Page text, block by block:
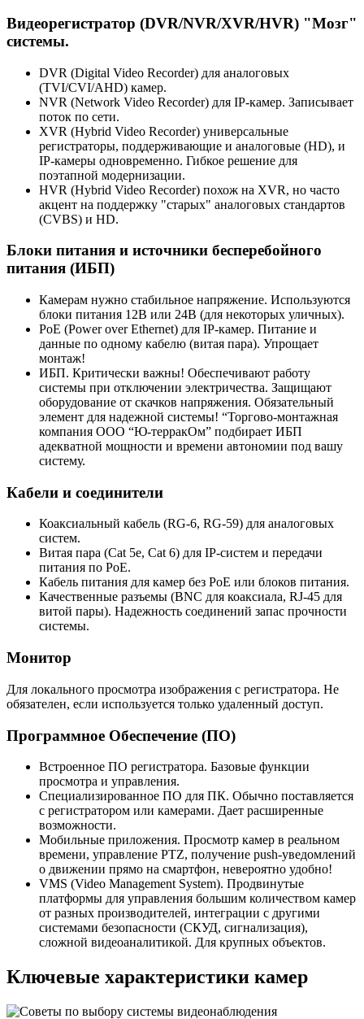
Видеорегистратор (DVR/NVR/XVR/HVR) "Мозг"
системы.
DVR (Digital Video Recorder) для аналоговых
(TVI/CVI/AHD) камер.
NVR (Network Video Recorder) для IP-камер. Записывает
поток по сети.
XVR (Hybrid Video Recorder) универсальные
регистраторы, поддерживающие и аналоговые (HD), и
IP-камеры одновременно. Гибкое решение для
поэтапной модернизации.
HVR (Hybrid Video Recorder) похож на XVR, но часто
акцент на поддержку "старых" аналоговых стандартов
(CVBS) и HD.
Блоки питания и источники бесперебойного
питания (ИБП)
Камерам нужно стабильное напряжение. Используются
блоки питания 12В или 24В (для некоторых уличных).
PoE (Power over Ethernet) для IP-камер. Питание и
данные по одному кабелю (витая пара). Упрощает
монтаж!
ИБП. Критически важны! Обеспечивают работу
системы при отключении электричества. Защищают
оборудование от скачков напряжения. Обязательный
элемент для надежной системы! “Торгово-монтажная
компания ООО “Ю-терракОм” подбирает ИБП
адекватной мощности и времени автономии под вашу
систему.
Кабели и соединители
Коаксиальный кабель (RG-6, RG-59) для аналоговых
систем.
Витая пара (Cat 5e, Cat 6) для IP-систем и передачи
питания по PoE.
Кабель питания для камер без PoE или блоков питания.
Качественные разъемы (BNC для коаксиала, RJ-45 для
витой пары). Надежность соединений запас прочности
системы.
Монитор
Для локального просмотра изображения с регистратора. Не
обязателен, если используется только удаленный доступ.
Программное Обеспечение (ПО)
Встроенное ПО регистратора. Базовые функции
просмотра и управления.
Специализированное ПО для ПК. Обычно поставляется
с регистратором или камерами. Дает расширенные
возможности.
Мобильные приложения. Просмотр камер в реальном
времени, управление PTZ, получение push-уведомлений
о движении прямо на смартфон, невероятно удобно!
VMS (Video Management System). Продвинутые
платформы для управления большим количеством камер
от разных производителей, интеграции с другими
системами безопасности (СКУД, сигнализация),
сложной видеоаналитикой. Для крупных объектов.
Ключевые характеристики камер